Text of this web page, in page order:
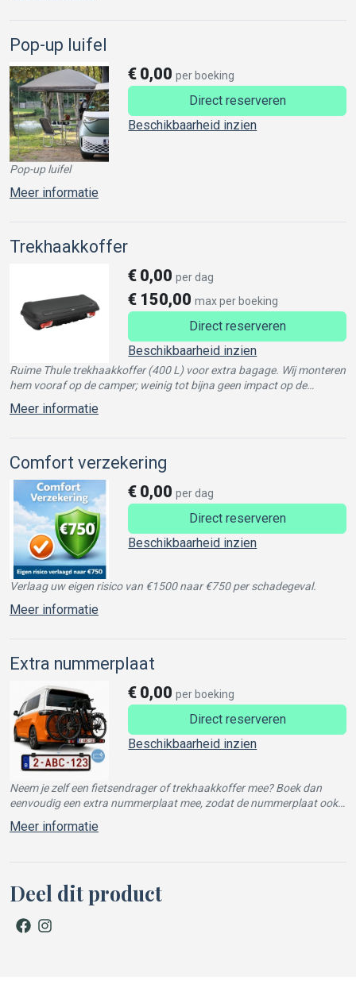
Pop-up luifel
€ 0,00 per boeking
Direct reserveren
Beschikbaarheid inzien
Pop-up luifel
Meer informatie
Trekhaakkoffer
€ 0,00 per dag
€ 150,00 max per boeking
Direct reserveren
Beschikbaarheid inzien
Ruime Thule trekhaakkoffer (400 L) voor extra bagage. Wij monteren
hem vooraf op de camper; weinig tot bijna geen impact op de
actieradius. Max. 50 kg.
Meer informatie
Comfort verzekering
€ 0,00 per dag
Direct reserveren
Beschikbaarheid inzien
Verlaag uw eigen risico van €1500 naar €750 per schadegeval.
Meer informatie
Extra nummerplaat
€ 0,00 per boeking
Direct reserveren
Beschikbaarheid inzien
Neem je zelf een fietsendrager of trekhaakkoffer mee? Boek dan
eenvoudig een extra nummerplaat mee, zodat de nummerplaat ook
achteraan je accessoire zichtbaar blijft.
Meer informatie
Deel dit product
facebook
instagram